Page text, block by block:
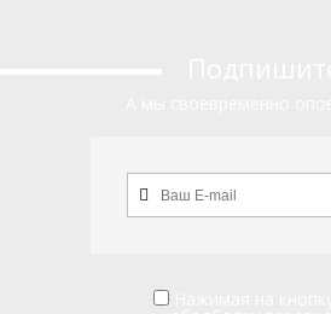
Нажимая на